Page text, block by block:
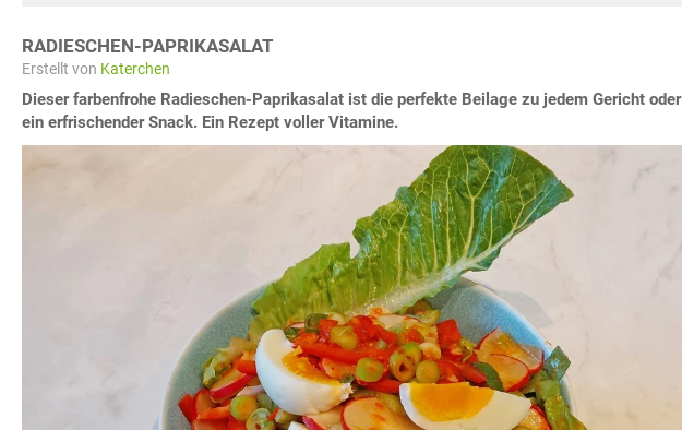
RADIESCHEN-PAPRIKASALAT
Erstellt von Katerchen
Dieser farbenfrohe Radieschen-Paprikasalat ist die perfekte Beilage zu jedem Gericht oder
ein erfrischender Snack. Ein Rezept voller Vitamine.